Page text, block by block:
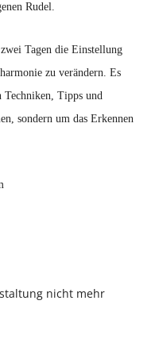
Rudel.
Tagen die Einstellung
zu verändern. Es
Techniken, Tipps und
sondern um das Erkennen
nicht mehr